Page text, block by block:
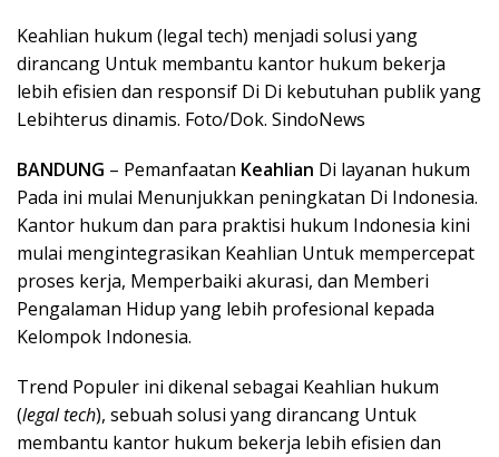
Keahlian hukum (legal tech) menjadi solusi yang
dirancang Untuk membantu kantor hukum bekerja
lebih efisien dan responsif Di Di kebutuhan publik yang
Lebihterus dinamis. Foto/Dok. SindoNews
BANDUNG – Pemanfaatan Keahlian Di layanan hukum
Pada ini mulai Menunjukkan peningkatan Di Indonesia.
Kantor hukum dan para praktisi hukum Indonesia kini
mulai mengintegrasikan Keahlian Untuk mempercepat
proses kerja, Memperbaiki akurasi, dan Memberi
Pengalaman Hidup yang lebih profesional kepada
Kelompok Indonesia.
Trend Populer ini dikenal sebagai Keahlian hukum
(legal tech), sebuah solusi yang dirancang Untuk
membantu kantor hukum bekerja lebih efisien dan